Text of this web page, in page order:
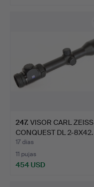
247. VISOR CARL ZEISS
CONQUEST DL 2-8X42.
17 días
11 pujas
454 USD